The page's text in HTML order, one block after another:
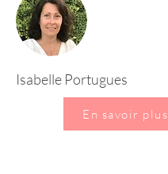
Isabelle Portugues
En savoir plus